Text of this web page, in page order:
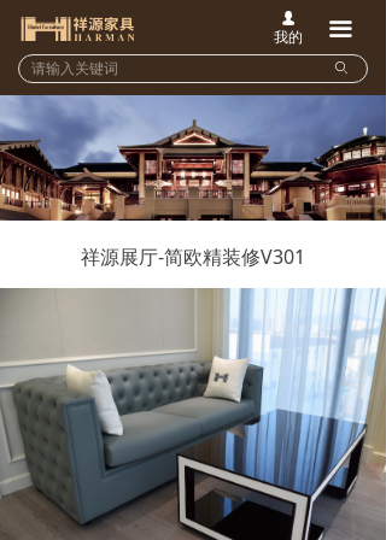
끀
ꄙ
넙
我的
祥源展厅-简欧精装修V301